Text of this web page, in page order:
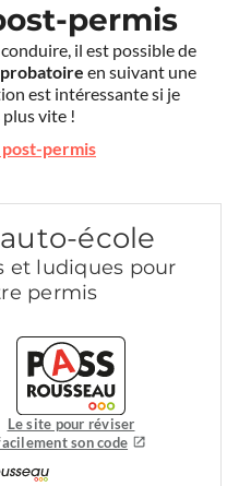
permis
il est possible de
en suivant une
est intéressante si je
vite !
post-permis
école
et ludiques pour
permis
Le site pour réviser
son code